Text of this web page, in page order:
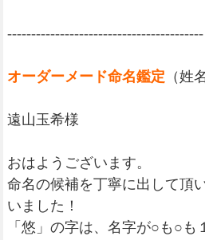
-----------------------------------------
オーダーメード命名鑑定 （姓
遠山玉希様
おはようございます。
命名の候補を丁寧に出して頂
いました！
「悠」の字は、名字が○も○も